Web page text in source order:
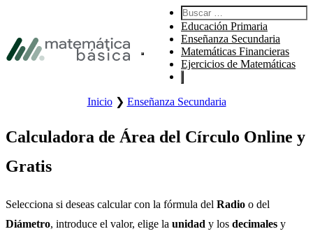
Ir al pie de página
Abre el menú principal del sitio.
Buscar:
Educación Primaria
Enseñanza Secundaria
Matemáticas Financieras
Ejercicios de Matemáticas
Inicio❯ Enseñanza Secundaria
Calculadora de Área del Círculo Online y
Gratis
Selecciona si deseas calcular con la fórmula del Radio o del
Diámetro, introduce el valor, elige la unidad y los decimales y